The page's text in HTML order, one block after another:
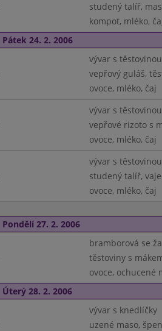
studený talíř,
kompot, mléko,
Pátek 24. 2. 2006
vývar s těstovinou
vepřový guláš,
ovoce, mléko, čaj
vývar s těstovinou
vepřové rizoto s
ovoce, mléko, čaj
vývar s těstovinou
studený talíř,
ovoce, mléko, čaj
Pondělí 27. 2. 2006
bramborová se
těstoviny s
ovoce, ochucené
Úterý 28. 2. 2006
vývar s knedlíčky
uzené maso,